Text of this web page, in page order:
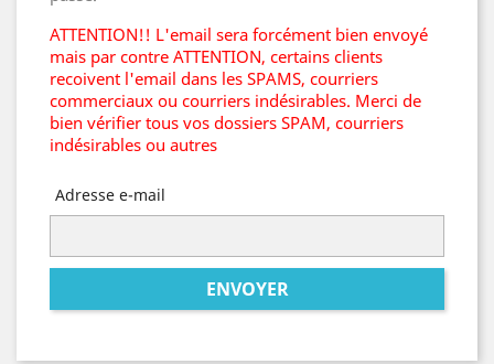
ATTENTION!! L'email sera forcément bien envoyé
mais par contre ATTENTION, certains clients
recoivent l'email dans les SPAMS, courriers
commerciaux ou courriers indésirables. Merci de
bien vérifier tous vos dossiers SPAM, courriers
indésirables ou autres
Adresse e-mail
ENVOYER